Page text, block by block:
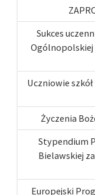
Sukces
Ogólnopolskiej
Uczniowie
Życzenia
Stypendium
Bielawskiej
Europejski